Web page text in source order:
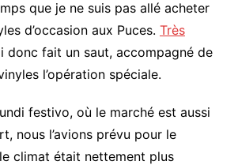
que je ne suis pas allé acheter
d’occasion aux Puces. Très
donc fait un saut, accompagné de
l’opération spéciale.
festivo, où le marché est aussi
nous l’avions prévu pour le
climat était nettement plus